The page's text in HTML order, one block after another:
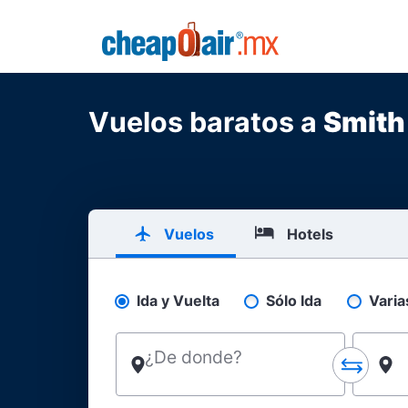
Vuelos baratos a
Vuelos Hotels
Pick your flight type
Ida y Vuelta Sólo Ida
¿De donde?